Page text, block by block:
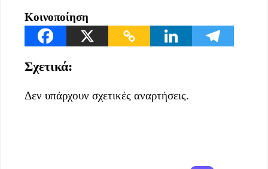
Κοινοποίηση
Σχετικά:
Δεν υπάρχουν σχετικές αναρτήσεις.